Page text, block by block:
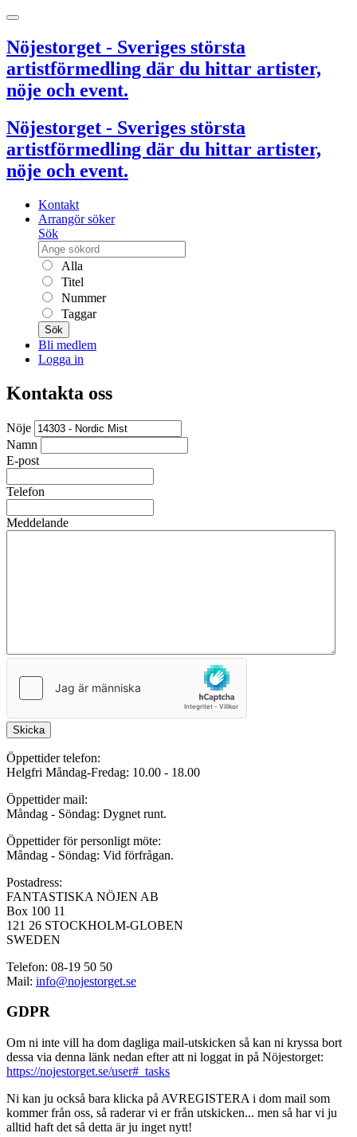
Nöjestorget - Sveriges största
artistförmedling där du hittar artister,
nöje och event.
Nöjestorget - Sveriges största
artistförmedling där du hittar artister,
nöje och event.
Kontakt
Arrangör söker
Sök
Alla
Titel
Nummer
Taggar
Sök
Bli medlem
Logga in
Kontakta oss
Nöje
Namn
E-post
Telefon
Meddelande
Skicka
Öppettider telefon:
Helgfri Måndag-Fredag: 10.00 - 18.00
Öppettider mail:
Måndag - Söndag: Dygnet runt.
Öppettider för personligt möte:
Måndag - Söndag: Vid förfrågan.
Postadress:
FANTASTISKA NÖJEN AB
Box 100 11
121 26 STOCKHOLM-GLOBEN
SWEDEN
Telefon: 08-19 50 50
Mail: info@nojestorget.se
GDPR
Om ni inte vill ha dom dagliga mail-utskicken så kan ni kryssa bort
dessa via denna länk nedan efter att ni loggat in på Nöjestorget:
https://nojestorget.se/user#_tasks
Ni kan ju också bara klicka på AVREGISTERA i dom mail som
kommer från oss, så raderar vi er från utskicken... men så har vi ju
alltid haft det så detta är ju inget nytt!